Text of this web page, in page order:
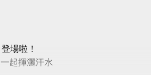
登場啦！
起揮灑汗水